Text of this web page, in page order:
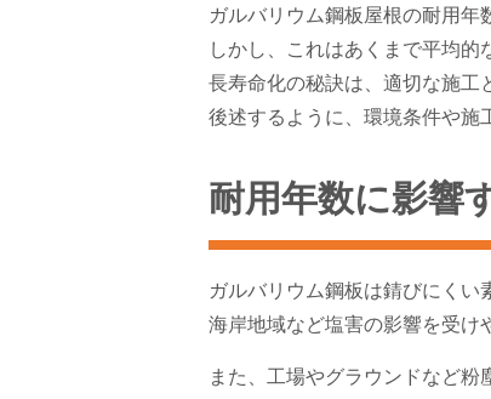
ガルバリウム鋼板屋根の耐用年
しかし、これはあくまで平均的
長寿命化の秘訣は、適切な施工
後述するように、環境条件や施
耐用年数に影響
ガルバリウム鋼板は錆びにくい
海岸地域など塩害の影響を受け
また、工場やグラウンドなど